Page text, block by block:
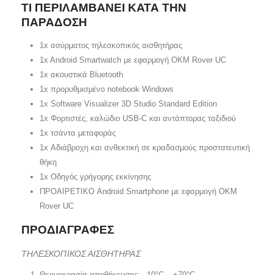
TI ΠΕΡΙΛΑΜΒΑΝΕΙ ΚΑΤΑ ΤΗΝ
ΠΑΡΑΔΟΣΗ
1x ασύρματος τηλεσκοπικός αισθητήρας
1x Android Smartwatch με εφαρμογή OKM Rover UC
1x ακουστικά Bluetooth
1x προρυθμισμένο notebook Windows
1x Software Visualizer 3D Studio Standard Edition
1x Φορτιστές, καλώδιο USB-C και αντάπτορας ταξιδιού
1x τσάντα μεταφοράς
1x Αδιάβροχη και ανθεκτική σε κραδασμούς προστατευτική
θήκη
1x Οδηγός γρήγορης εκκίνησης
ΠΡΟΑΙΡΕΤΙΚΟ Android Smartphone με εφαρμογή OKM
Rover UC
ΠΡΟΔΙΑΓΡΑΦΕΣ
ΤΗΛΕΣΚΟΠΙΚΟΣ ΑΙΣΘΗΤΗΡΑΣ